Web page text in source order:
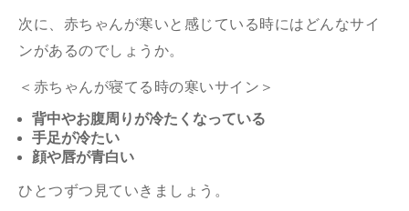
次に、赤ちゃんが寒いと感じている時にはどんなサイ
ンがあるのでしょうか。
＜赤ちゃんが寝てる時の寒いサイン＞
背中やお腹周りが冷たくなっている
手足が冷たい
顔や唇が青白い
ひとつずつ見ていきましょう。